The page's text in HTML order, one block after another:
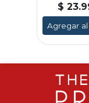
$
Agregar